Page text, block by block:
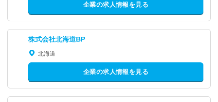
企業の求人情報を見る
株式会社北海道BP
北海道
企業の求人情報を見る